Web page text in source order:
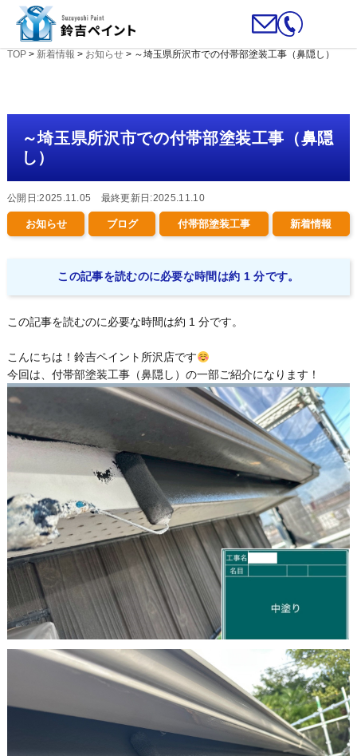
TOP> 新着情報 > お知らせ> ～埼玉県所沢市での付帯部塗装工事（鼻隠し）
～埼玉県所沢市での付帯部塗装工事（鼻隠
し）
公開日:2025.11.05 最終更新日:2025.11.10
お知らせ ブログ 付帯部塗装工事 新着情報
この記事を読むのに必要な時間は約 1 分です。
この記事を読むのに必要な時間は約 1 分です。
こんにちは！鈴吉ペイント所沢店です
今回は、付帯部塗装工事（鼻隠し）の一部ご紹介になります！